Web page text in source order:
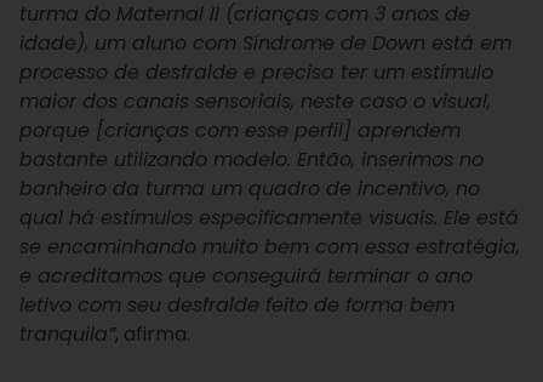
turma do Maternal II (crianças com 3 anos de
idade), um aluno com Síndrome de Down está em
processo de desfralde e precisa ter um estímulo
maior dos canais sensoriais, neste caso o visual,
porque [crianças com esse perfil] aprendem
bastante utilizando modelo. Então, inserimos no
banheiro da turma um quadro de incentivo, no
qual há estímulos especificamente visuais. Ele está
se encaminhando muito bem com essa estratégia,
e acreditamos que conseguirá terminar o ano
letivo com seu desfralde feito de forma bem
tranquila”, afirma.